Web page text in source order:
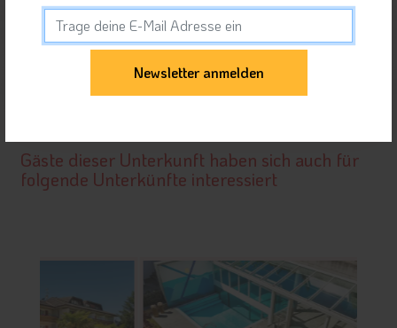
Orte in Meran und Umgebung
Unterkunft teilen
Gäste dieser Unterkunft haben sich auch für
folgende Unterkünfte interessiert